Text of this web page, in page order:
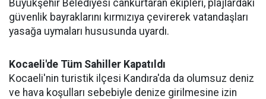
Büyükşehir Belediyesi cankurtaran ekipleri, plajlardaki
güvenlik bayraklarını kırmızıya çevirerek vatandaşları
yasağa uymaları hususunda uyardı.
Kocaeli'de Tüm Sahiller Kapatıldı
Kocaeli'nin turistik ilçesi Kandıra'da da olumsuz deniz
ve hava koşulları sebebiyle denize girilmesine izin